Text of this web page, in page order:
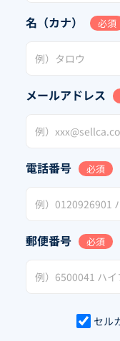
名（カナ） 必須
メールアドレス
電話番号 必須
郵便番号 必須
セル